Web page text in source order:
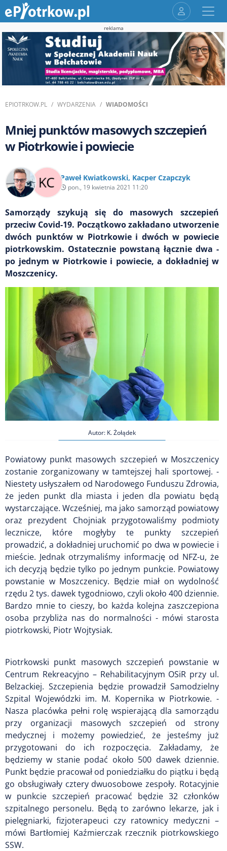
reklama
EPIOTRKOW.PL WYDARZENIA WIADOMOŚCI
Mniej punktów masowych szczepień
w Piotrkowie i powiecie
Paweł Kwiatkowski, Kacper Czapczyk
pon., 19 kwietnia 2021 11:20
Samorządy szykują się do masowych szczepień
przeciw Covid-19. Początkowo zakładano utworzenie
dwóch punktów w Piotrkowie i dwóch w powiecie
piotrkowskim. Ostatecznie powstaną łącznie dwa -
po jednym w Piotrkowie i powiecie, a dokładniej w
Moszczenicy.
Autor: K. Żołądek
Powiatowy punkt masowych szczepień w Moszczenicy
zostanie zorganizowany w tamtejszej hali sportowej. -
Niestety usłyszałem od Narodowego Funduszu Zdrowia,
że jeden punkt dla miasta i jeden dla powiatu będą
wystarczające. Wcześniej, ma jako samorząd powiatowy
oraz prezydent Chojniak przygotowaliśmy podmioty
lecznicze, które mogłyby te punkty szczepień
prowadzić, a dokładniej uruchomić po dwa w powiecie i
mieście. Jednak otrzymaliśmy informację od NFZ-u, że
ich decyzją będzie tylko po jednym punkcie. Powiatowy
powstanie w Moszczenicy. Będzie miał on wydolność
rzędu 2 tys. dawek tygodniowo, czyli około 400 dziennie.
Bardzo mnie to cieszy, bo każda kolejna zaszczepiona
osoba przybliża nas do normalności - mówi starosta
piotrkowski, Piotr Wojtysiak.
Piotrkowski punkt masowych szczepień powstanie w
Centrum Rekreacyjno – Rehabilitacyjnym OSiR przy ul.
Belzackiej. Szczepienia będzie prowadził Samodzielny
Szpital Wojewódzki im. M. Kopernika w Piotrkowie. -
Nasza placówka pełni rolę wspierającą dla samorządu
przy organizacji masowych szczepień od strony
medycznej i możemy powiedzieć, że jesteśmy już
przygotowani do ich rozpoczęcia. Zakładamy, że
będziemy w stanie podać około 500 dawek dziennie.
Punkt będzie pracował od poniedziałku do piątku i będą
go obsługiwały cztery dwuosobowe zespoły. Rotacyjnie
w punkcie szczepień pracować będzie 32 członków
szpitalnego personelu. Będą to zarówno lekarze, jak i
pielęgniarki, fizjoterapeuci czy ratownicy medyczni –
mówi Bartłomiej Kaźmierczak rzecznik piotrkowskiego
SSW.